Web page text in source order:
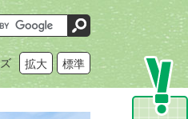
拡大 標準